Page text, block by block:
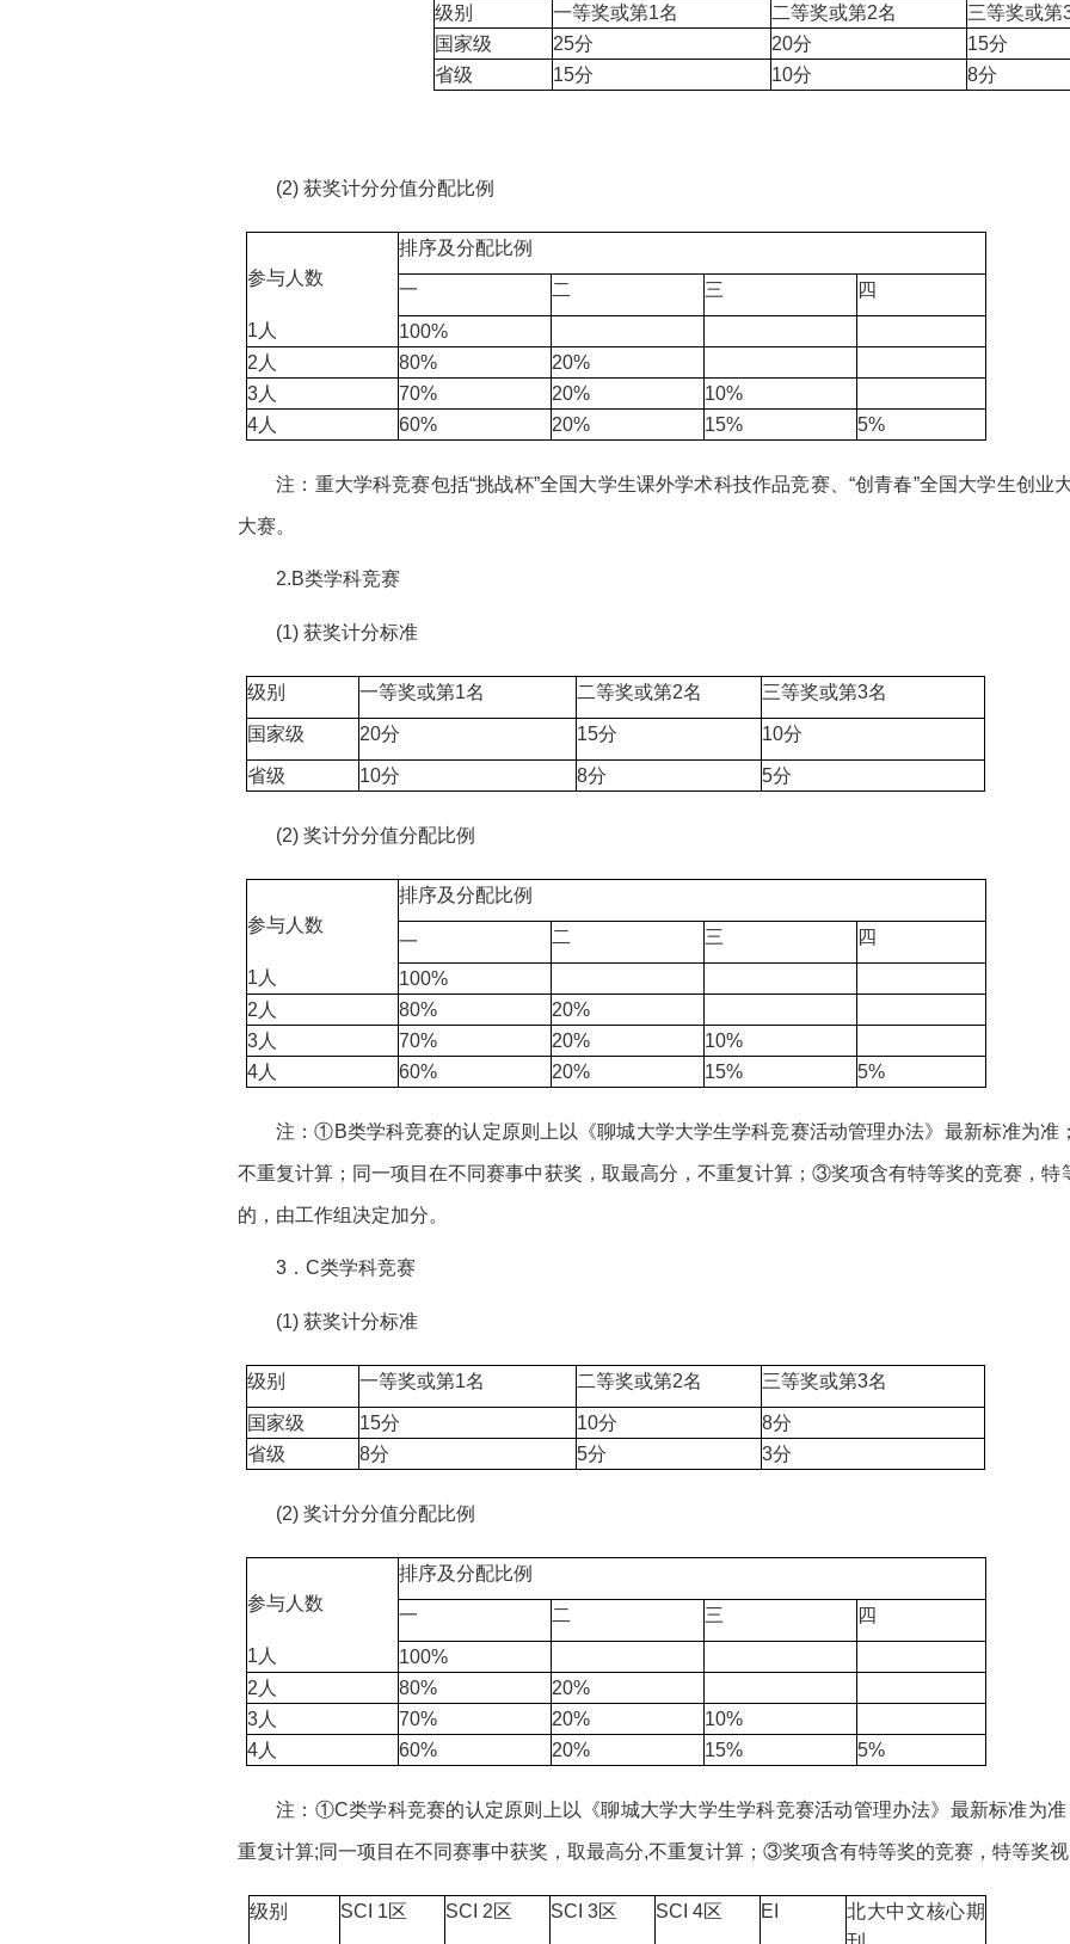
级别 一等奖或第1名 二等奖或第2名
三等奖或第
国家级
25分 20分
15分
省级
15分 10分 8分
(2) 获奖计分分值分配比例
参与人数
排序及分配比例
一
二 三
四
1人
100%
2人
80%
20%
3人
70% 20%
10%
4人
60% 20% 15% 5%
注：重大学科竞赛包括“挑战杯”全国大学生课外学术科技作品竞赛、“创青春”全国大学生创业
大赛。
2.B类学科竞赛
(1) 获奖计分标准
级别 一等奖或第1名 二等奖或第2名
三等奖或第3名
国家级
20分 15分
10分
省级
10分 8分 5分
(2) 奖计分分值分配比例
参与人数
排序及分配比例
一 二 三
四
1人
100%
2人
80%
20%
3人
70% 20%
10%
4人
60% 20% 15% 5%
注：①B类学科竞赛的认定原则上以《聊城大学大学生学科竞赛活动管理办法》最新标准为
不重复计算；同一项目在不同赛事中获奖，取最高分，不重复计算；③奖项含有特等奖的竞赛，
的，由工作组决定加分。
3．C类学科竞赛
(1) 获奖计分标准
级别 一等奖或第1名 二等奖或第2名
三等奖或第3名
国家级
15分 10分
8分
省级
8分 5分 3分
(2) 奖计分分值分配比例
参与人数
排序及分配比例
一
二 三
四
1人
100%
2人
80%
20%
3人
70% 20%
10%
4人
60% 20% 15% 5%
注：①C类学科竞赛的认定原则上以《聊城大学大学生学科竞赛活动管理办法》最新标准为
重复计算;同一项目在不同赛事中获奖，取最高分,不重复计算；③奖项含有特等奖的竞赛，特等奖
级别 SCI 1区 SCI 2区 SCI 3区 SCI 4区 EI
北大中文核心期